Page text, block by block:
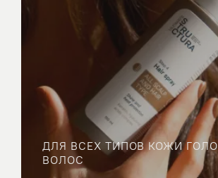
ДЛЯ ВСЕХ ТИПОВ КОЖИ
ВОЛОС